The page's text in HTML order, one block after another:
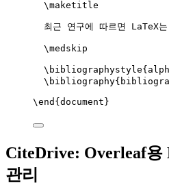
\maketitle
최근 연구에 따르면 LaTeX
\medskip
\bibliographystyle
\bibliography
\end { document }
CiteDrive: Overleaf용
관리